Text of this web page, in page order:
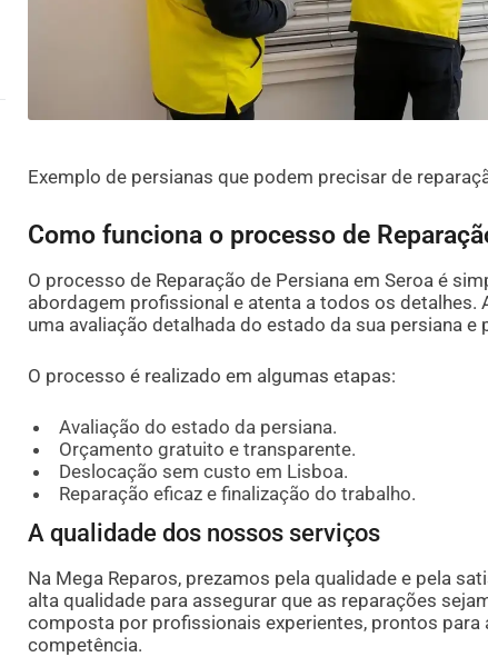
Exemplo de persianas que podem precisar de
Como funciona o processo de
O processo de Reparação de Persiana em Seroa é
abordagem profissional e atenta a todos os
uma avaliação detalhada do estado da sua persiana
O processo é realizado em algumas etapas:
Avaliação do estado da persiana.
Orçamento gratuito e transparente.
Deslocação sem custo em Lisboa.
Reparação eficaz e finalização do trabalho.
A qualidade dos nossos serviços
Na Mega Reparos, prezamos pela qualidade e pela
alta qualidade para assegurar que as reparações
composta por profissionais experientes, prontos para
competência.